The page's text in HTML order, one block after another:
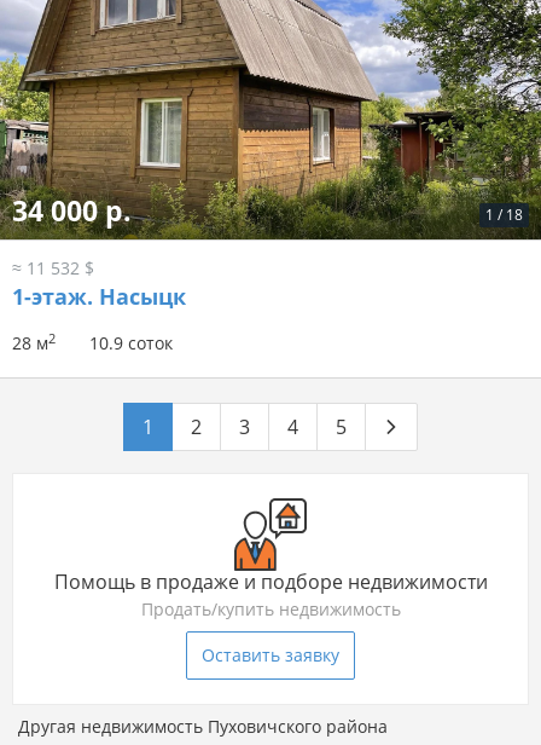
1 / 18
34 000 р.
≈ 11 532 $
1-этаж. Насыцк
28 м2 10.9 соток
1 2 3 4 5
Помощь в продаже и подборе недвижимости
Продать/купить недвижимость
Оставить заявку
Другая недвижимость Пуховичского района